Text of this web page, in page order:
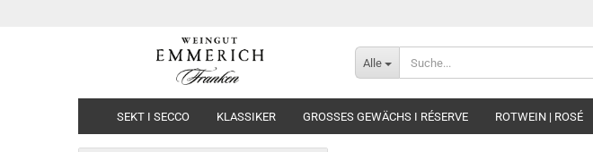
Alle
SEKT I SECCO KLASSIKER GROSSES GEWÄCHS I RÉSERVE ROTWEIN | ROSÉ